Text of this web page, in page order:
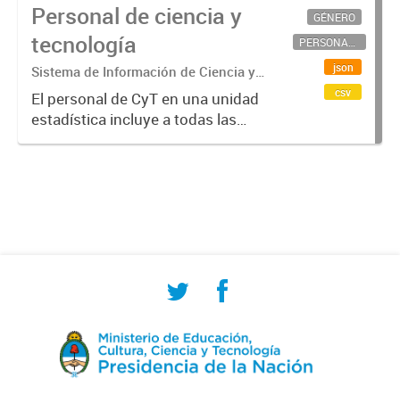
Personal de ciencia y
tecnología
Sistema de Información de Ciencia y
Tecnología Argentino (SICYTAR)
El personal de CyT en una unidad
estadística incluye a todas las
personas involucradas
GÉNERO
PERSONAL CIENTÍFICO-TECNOLÓGICO
json
csv